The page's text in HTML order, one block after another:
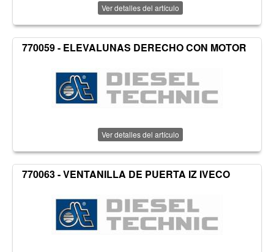
Ver detalles del artículo
770059 - ELEVALUNAS DERECHO CON MOTOR
Ver detalles del artículo
770063 - VENTANILLA DE PUERTA IZ IVECO